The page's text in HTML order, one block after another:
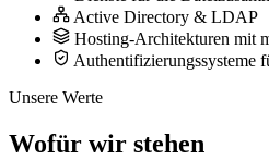
Active Directory & LDAP
Hosting-Architekturen mit
Authentifizierungssysteme
Unsere Werte
Wofür wir stehen